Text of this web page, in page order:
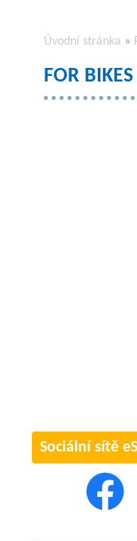
Úvodní stránka »
FOR
Sociální sítě